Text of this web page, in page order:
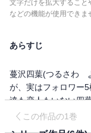
文字だけを拡大すること
などの機能が使用できま
あらすじ
蔓沢四葉(つるさわ
が、実はフォロワー
達も恋人もいない四
心を埋める唯一の手
この作品の1巻